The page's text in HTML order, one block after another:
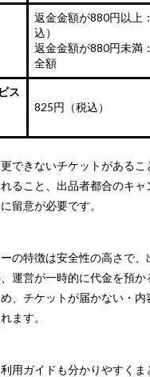
返金金額が880円以上
込）
返金金額が880円未満
全額
ス
825円（税込）
できないチケットがあるこ
ること、出品者都合のキャ
留意が必要です。
の特徴は安全性の高さで、
運営が一時的に代金を預か
、チケットが届かない・内
ます。
用ガイドも分かりやすくま